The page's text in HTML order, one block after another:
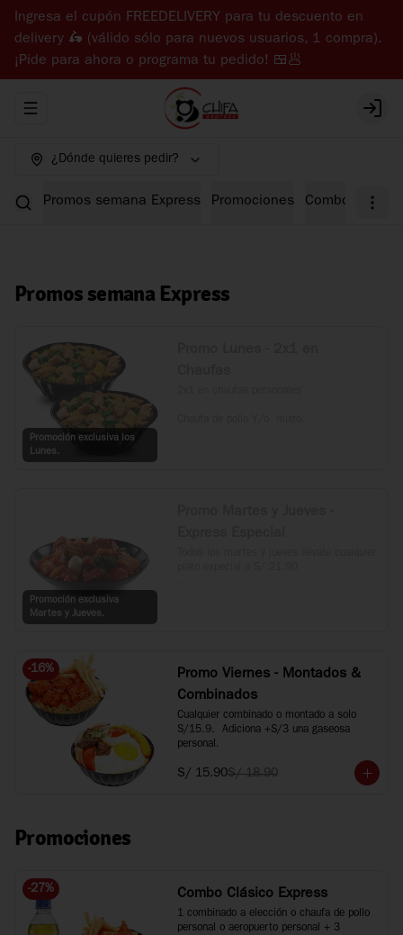
Ingresa el cupón FREEDELIVERY para tu descuento en
delivery 🛵 (válido sólo para nuevos usuarios, 1 compra).
¡Pide para ahora o programa tu pedido! 🍱🥟
Abrir menu de navegación Login
¿Dónde quieres pedir?
Promos semana Express Promociones Combos
Promos semana Express
Promoción exclusiva los
Lunes.
Promoción exclusiva
Martes y Jueves.
-16%
Promo Viernes - Montados &
Combinados
Cualquier combinado o montado a solo
S/15.9.  Adiciona +S/3 una gaseosa
personal.
S/ 15.90S/ 18.90
Promociones
-27% Combo Clásico Express
1 combinado a elección o chaufa de pollo
personal o aeropuerto personal + 3